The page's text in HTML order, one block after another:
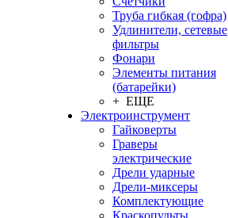
Труба гибкая (гофра)
Удлинители, сетевые
фильтры
Фонари
Элементы питания
(батарейки)
+ ЕЩЕ
Электроинструмент
Гайковерты
Граверы
электрические
Дрели ударные
Дрели-миксеры
Комплектующие
Краскопульты